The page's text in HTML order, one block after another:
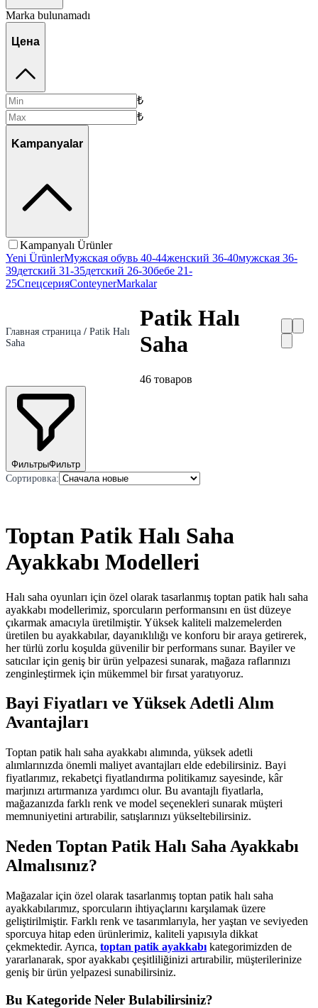
Marka bulunamadı
Цена
₺
₺
Kampanyalar
Kampanyalı Ürünler
Yeni ÜrünlerМужская обувь 40-44женский 36-40мужская 36-
39детский 31-35детский 26-30бебе 21-
25СпецсерияConteynerMarkalar
Главная страница / Patik Halı
Saha
Patik Halı
Saha
46 товаров
ФильтрыФильтр
Сортировка:
Toptan Patik Halı Saha
Ayakkabı Modelleri
Halı saha oyunları için özel olarak tasarlanmış toptan patik halı saha
ayakkabı modellerimiz, sporcuların performansını en üst düzeye
çıkarmak amacıyla üretilmiştir. Yüksek kaliteli malzemelerden
üretilen bu ayakkabılar, dayanıklılığı ve konforu bir araya getirerek,
her türlü zorlu koşulda güvenilir bir performans sunar. Bayiler ve
satıcılar için geniş bir ürün yelpazesi sunarak, mağaza raflarınızı
zenginleştirmek için mükemmel bir fırsat yaratıyoruz.
Bayi Fiyatları ve Yüksek Adetli Alım
Avantajları
Toptan patik halı saha ayakkabı alımında, yüksek adetli
alımlarınızda önemli maliyet avantajları elde edebilirsiniz. Bayi
fiyatlarımız, rekabetçi fiyatlandırma politikamız sayesinde, kâr
marjınızı artırmanıza yardımcı olur. Bu avantajlı fiyatlarla,
mağazanızda farklı renk ve model seçenekleri sunarak müşteri
memnuniyetini artırabilir, satışlarınızı yükseltebilirsiniz.
Neden Toptan Patik Halı Saha Ayakkabı
Almalısınız?
Mağazalar için özel olarak tasarlanmış toptan patik halı saha
ayakkabılarımız, sporcuların ihtiyaçlarını karşılamak üzere
geliştirilmiştir. Farklı renk ve tasarımlarıyla, her yaştan ve seviyeden
sporcuya hitap eden ürünlerimiz, kaliteli yapısıyla dikkat
çekmektedir. Ayrıca, toptan patik ayakkabı kategorimizden de
yararlanarak, spor ayakkabı çeşitliliğinizi artırabilir, müşterilerinize
geniş bir ürün yelpazesi sunabilirsiniz.
Bu Kategoride Neler Bulabilirsiniz?